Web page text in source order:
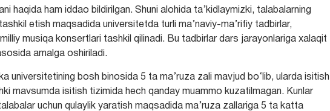
haqida ham iddao bildirilgan. Shuni alohida ta’kidlaymizki, talabalarning
etish maqsadida universitetda turli ma’naviy-ma’rifiy tadbirlar,
musiqa konsertlari tashkil qilinadi. Bu tadbirlar dars jarayonlariga xalaqit
amalga oshiriladi.
universitetining bosh binosida 5 ta ma’ruza zali mavjud bo‘lib, ularda isitish
mavsumda isitish tizimida hech qanday muammo kuzatilmagan. Kunlar
uchun qulaylik yaratish maqsadida ma’ruza zallariga 5 ta katta